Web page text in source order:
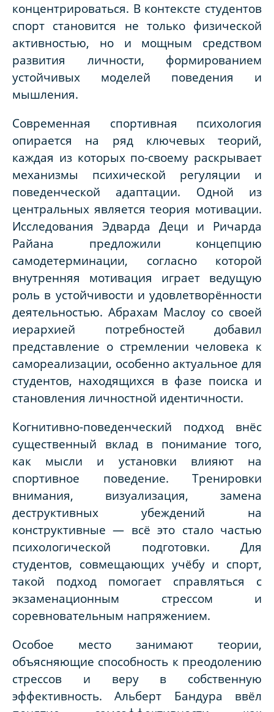
концентрироваться. В контексте студентов
спорт становится не только физической
активностью, но и мощным средством
развития личности, формированием
устойчивых моделей поведения и
мышления.
Современная спортивная психология
опирается на ряд ключевых теорий,
каждая из которых по-своему раскрывает
механизмы психической регуляции и
поведенческой адаптации. Одной из
центральных является теория мотивации.
Исследования Эдварда Деци и Ричарда
Райана предложили концепцию
самодетерминации, согласно которой
внутренняя мотивация играет ведущую
роль в устойчивости и удовлетворённости
деятельностью. Абрахам Маслоу со своей
иерархией потребностей добавил
представление о стремлении человека к
самореализации, особенно актуальное для
студентов, находящихся в фазе поиска и
становления личностной идентичности.
Когнитивно-поведенческий подход внёс
существенный вклад в понимание того,
как мысли и установки влияют на
спортивное поведение. Тренировки
внимания, визуализация, замена
деструктивных убеждений на
конструктивные — всё это стало частью
психологической подготовки. Для
студентов, совмещающих учёбу и спорт,
такой подход помогает справляться с
экзаменационным стрессом и
соревновательным напряжением.
Особое место занимают теории,
объясняющие способность к преодолению
стрессов и веру в собственную
эффективность. Альберт Бандура ввёл